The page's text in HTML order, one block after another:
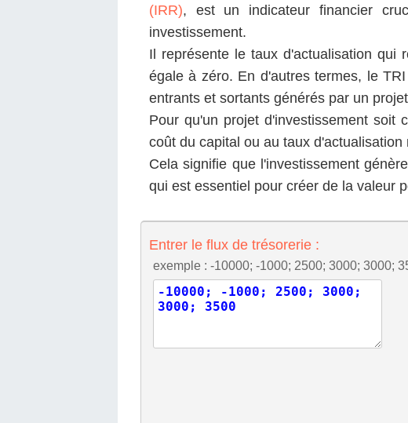
(IRR), est un indicateur financier
investissement.
Il représente le taux d'actualisation qui
égale à zéro. En d'autres termes, le
entrants et sortants générés par un
Pour qu'un projet d'investissement soit
coût du capital ou au taux
Cela signifie que l'investissement
qui est essentiel pour créer de la valeur
Entrer le flux de trésorerie :
exemple : -10000; -1000; 2500; 3000; 3000;